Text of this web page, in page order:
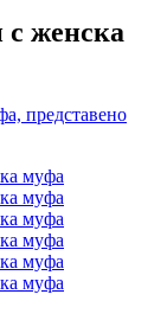
с женска